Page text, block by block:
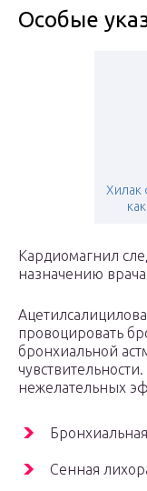
Особые
Хилак
Кардиомагнил
назначению
провоцировать
бронхиальной
нежелательных
Сенная